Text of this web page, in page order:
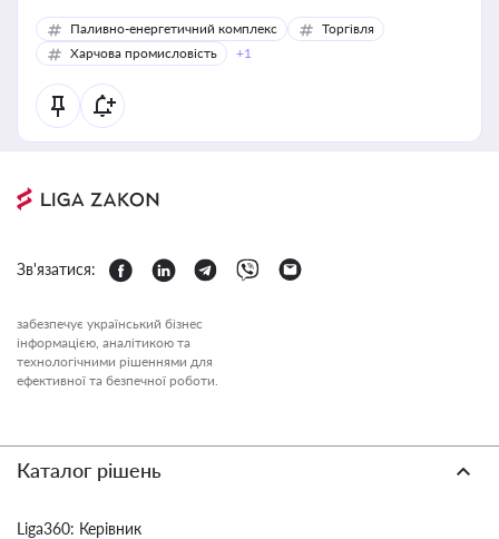
Паливно-енергетичний комплекс
Торгівля
Харчова промисловість
+1
Зв'язатися:
забезпечує український бізнес
інформацією, аналітикою та
технологічними рішеннями для
ефективної та безпечної роботи.
Каталог рішень
Liga360: Керівник